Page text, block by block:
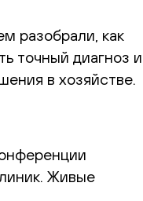
разобрали, как
точный диагноз и
в хозяйстве.
Живые